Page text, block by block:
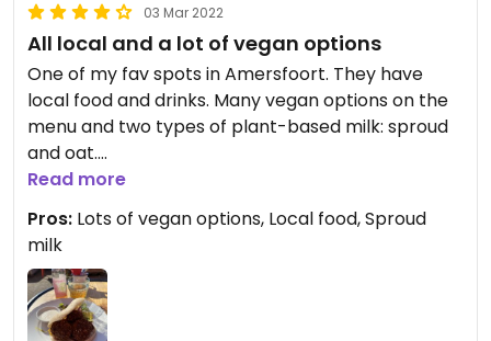
03 Mar 2022
All local and a lot of vegan options
One of my fav spots in Amersfoort. They have
local food and drinks. Many vegan options on the
menu and two types of plant-based milk: sproud
and oat.
Very nice atmosphere and lovely staff.
Updated from previous review on 2021-12-08
Read more
Pros: Lots of vegan options, Local food, Sproud
milk